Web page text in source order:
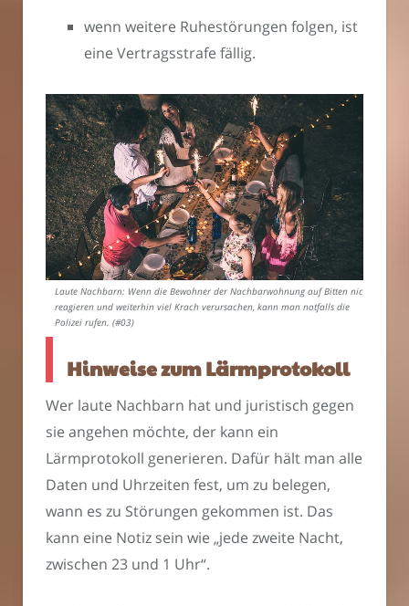
wenn weitere Ruhestörungen folgen, ist
eine Vertragsstrafe fällig.
Laute Nachbarn: Wenn die Bewohner der Nachbarwohnung auf Bitten nicht
reagieren und weiterhin viel Krach verursachen, kann man notfalls die
Polizei rufen. (#03)
Hinweise zum Lärmprotokoll
Wer laute Nachbarn hat und juristisch gegen
sie angehen möchte, der kann ein
Lärmprotokoll generieren. Dafür hält man alle
Daten und Uhrzeiten fest, um zu belegen,
wann es zu Störungen gekommen ist. Das
kann eine Notiz sein wie „jede zweite Nacht,
zwischen 23 und 1 Uhr“.